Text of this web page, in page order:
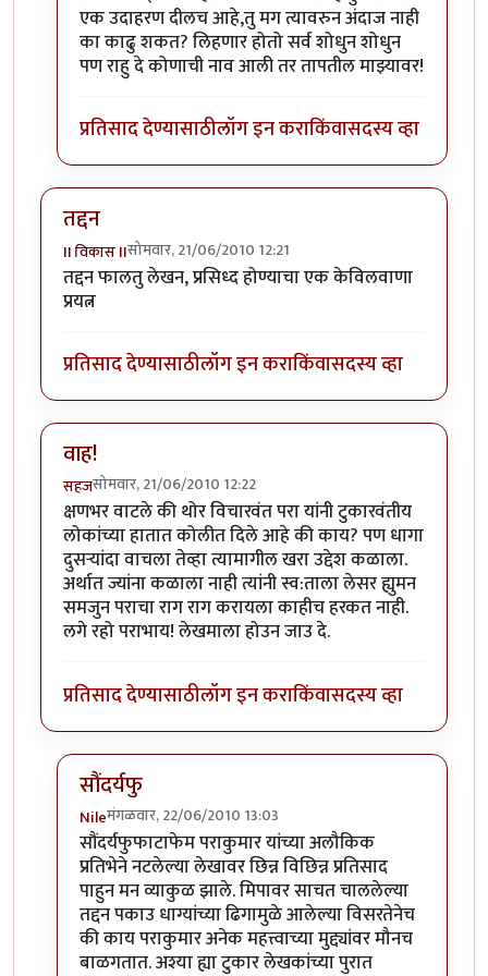
एक उदाहरण दीलच आहे,तु मग त्यावरुन अंदाज नाही
का काढु शकत? लिहणार होतो सर्व शोधुन शोधुन
पण राहु दे कोणाची नाव आली तर तापतील माझ्यावर!
प्रतिसाद देण्यासाठीलॉग इन कराकिंवासदस्य व्हा
तद्दन
II विकास IIसोमवार, 21/06/2010 12:21
तद्दन फालतु लेखन, प्रसिध्द होण्याचा एक केविलवाणा
प्रयत्न
प्रतिसाद देण्यासाठीलॉग इन कराकिंवासदस्य व्हा
वाह!
सहजसोमवार, 21/06/2010 12:22
क्षणभर वाटले की थोर विचारवंत परा यांनी टुकारवंतीय
लोकांच्या हातात कोलीत दिले आहे की काय? पण धागा
दुसर्‍यांदा वाचला तेव्हा त्यामागील खरा उद्देश कळाला.
अर्थात ज्यांना कळाला नाही त्यांनी स्व:ताला लेसर ह्युमन
समजुन पराचा राग राग करायला काहीच हरकत नाही.
लगे रहो पराभाय! लेखमाला होउन जाउ दे.
प्रतिसाद देण्यासाठीलॉग इन कराकिंवासदस्य व्हा
सौंदर्यफु
Nileमंगळवार, 22/06/2010 13:03
In reply toवाह!byसहज
सौंदर्यफुफाटाफेम पराकुमार यांच्या अलौकिक
प्रतिभेने नटलेल्या लेखावर छिन्न विछिन्न प्रतिसाद
पाहुन मन व्याकुळ झाले. मिपावर साचत चाललेल्या
तद्दन पकाउ धाग्यांच्या ढिगामुळे आलेल्या विसरतेनेच
की काय पराकुमार अनेक महत्त्वाच्या मुद्द्यांवर मौनच
बाळगतात. अश्या ह्या टुकार लेखकांच्या पुरात